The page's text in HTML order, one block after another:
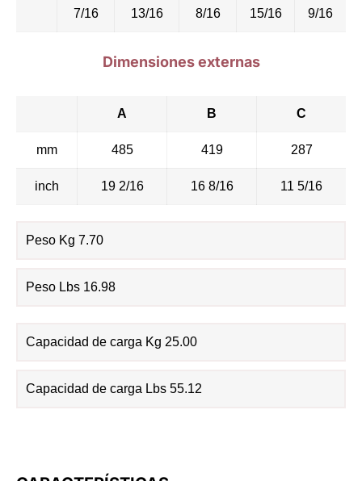
7/16
13/16
8/16
15/16
9/16
Dimensiones externas
A B C
mm 485 419 287
inch 19 2/16 16 8/16 11 5/16
Peso Kg 7.70
Peso Lbs 16.98
Capacidad de carga Kg 25.00
Capacidad de carga Lbs 55.12